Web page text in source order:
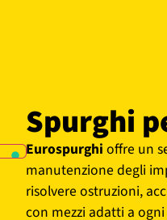
Spurghi
Eurospurghi offre un
manutenzione degli
risolvere ostruzioni,
con mezzi adatti a